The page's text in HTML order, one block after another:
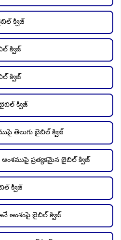
క్విజ్
క్విజ్
క్విజ్
క్విజ్
తెలుగు బైబిల్ క్విజ్
ప్రత్యకమైన బైబిల్ క్విజ్
క్విజ్
అనే అంశంపై బైబిల్ క్విజ్